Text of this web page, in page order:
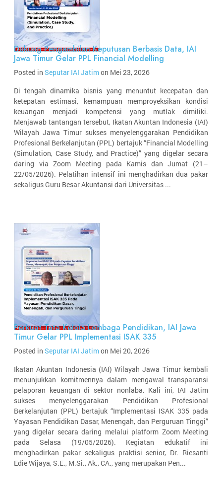
Dukung Pengambilan Keputusan Berbasis Data, IAI
Jawa Timur Gelar PPL Financial Modelling
Posted in Seputar IAI Jatimon Mei 23, 2026
Di tengah dinamika bisnis yang menuntut kecepatan dan
ketepatan estimasi, kemampuan memproyeksikan kondisi
keuangan menjadi kompetensi yang mutlak dimiliki.
Menjawab tantangan tersebut, Ikatan Akuntan Indonesia (IAI)
Wilayah Jawa Timur sukses menyelenggarakan Pendidikan
Profesional Berkelanjutan (PPL) bertajuk “Financial Modelling
(Simulation, Case Study, and Practice)” yang digelar secara
daring via Zoom Meeting pada Kamis dan Jumat (21–
22/05/2026). Pelatihan intensif ini menghadirkan dua pakar
sekaligus Guru Besar Akuntansi dari Universitas ...
Perkuat Tata Kelola Lembaga Pendidikan, IAI Jawa
Timur Gelar PPL Implementasi ISAK 335
Posted in Seputar IAI Jatimon Mei 20, 2026
Ikatan Akuntan Indonesia (IAI) Wilayah Jawa Timur kembali
menunjukkan komitmennya dalam mengawal transparansi
pelaporan keuangan di sektor nonlaba. Kali ini, IAI Jatim
sukses menyelenggarakan Pendidikan Profesional
Berkelanjutan (PPL) bertajuk “Implementasi ISAK 335 pada
Yayasan Pendidikan Dasar, Menengah, dan Perguruan Tinggi”
yang digelar secara daring melalui platform Zoom Meeting
pada Selasa (19/05/2026). Kegiatan edukatif ini
menghadirkan pakar sekaligus praktisi senior, Dr. Riesanti
Edie Wijaya, S.E., M.Si., Ak., CA., yang merupakan Pen...